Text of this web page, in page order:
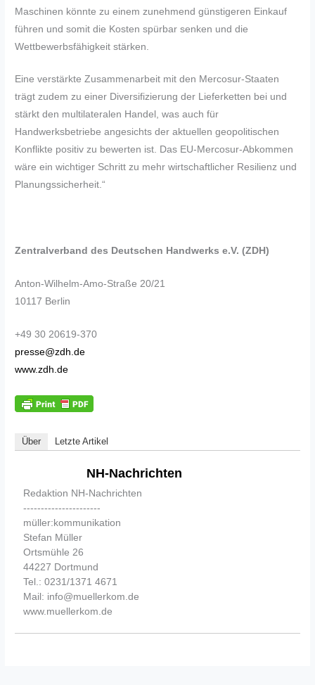
Maschinen könnte zu einem zunehmend günstigeren Einkauf
führen und somit die Kosten spürbar senken und die
Wettbewerbsfähigkeit stärken.
Eine verstärkte Zusammenarbeit mit den Mercosur-Staaten
trägt zudem zu einer Diversifizierung der Lieferketten bei und
stärkt den multilateralen Handel, was auch für
Handwerksbetriebe angesichts der aktuellen geopolitischen
Konflikte positiv zu bewerten ist. Das EU-Mercosur-Abkommen
wäre ein wichtiger Schritt zu mehr wirtschaftlicher Resilienz und
Planungssicherheit.“
Zentralverband des Deutschen Handwerks e.V. (ZDH)
Anton-Wilhelm-Amo-Straße 20/21
10117 Berlin
+49 30 20619-370
presse@zdh.de
www.zdh.de
Über Letzte Artikel
NH-Nachrichten
Redaktion NH-Nachrichten
----------------------
müller:kommunikation
Stefan Müller
Ortsmühle 26
44227 Dortmund
Tel.: 0231/1371 4671
Mail: info@muellerkom.de
www.muellerkom.de